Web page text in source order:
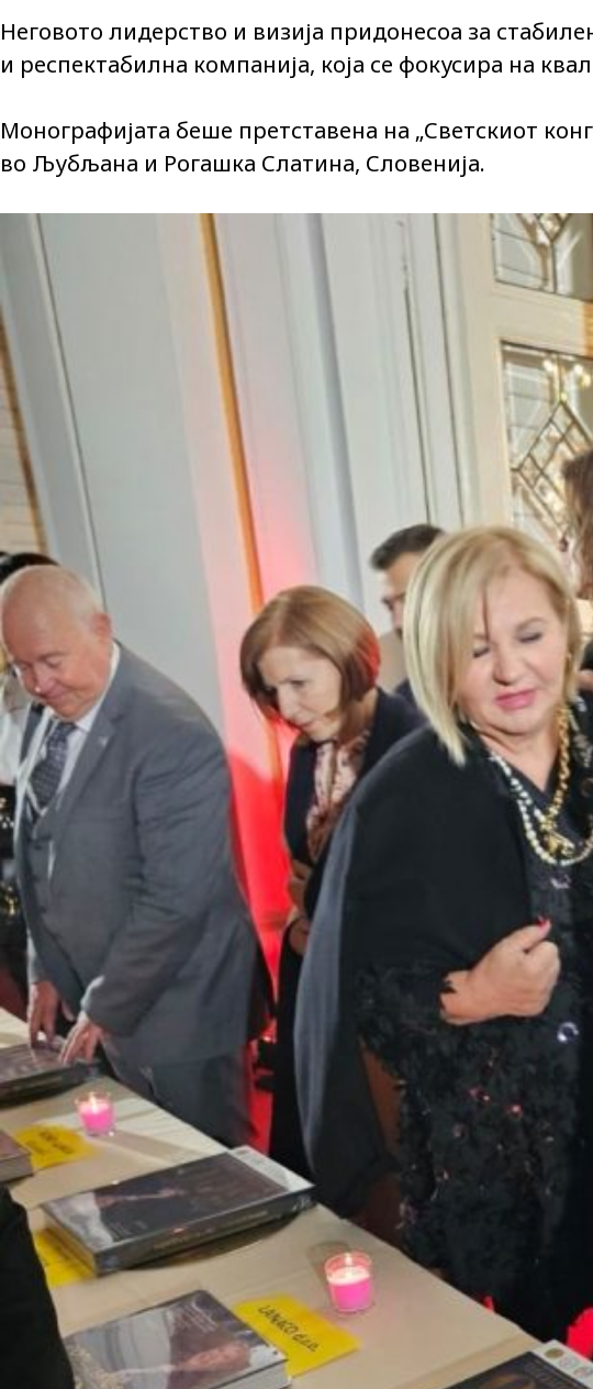
Неговото лидерство и визија придонесоа за
и респектабилна компанија, која се фокусира на
Монографијата беше претставена на „Светскиот
во Љубљана и Рогашка Слатина, Словенија.